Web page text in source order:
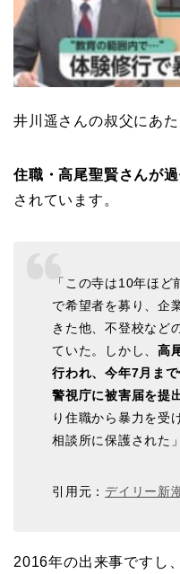
井川遥さんの叔父にあた
住職・高尾聖賢さんが
されています。
「この寺は10年ほ
で希望者を募り、企
きた他、不登校など
ていた。しかし、 高
行われ、今年7月ま
警視庁に被害届を提
り住職から暴力を受
相談所に保護された」
引用元：デイリー新
2016年の出来事ですし